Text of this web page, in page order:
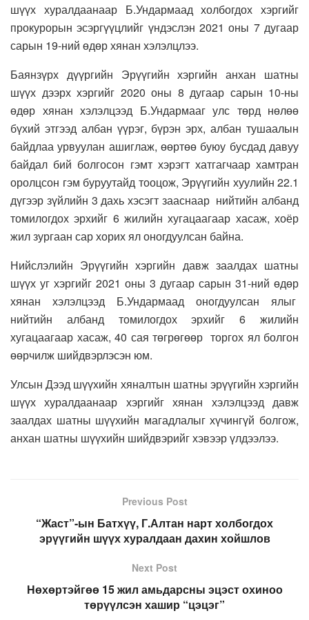
шүүх хуралдаанаар Б.Ундармаад холбогдох хэргийг
прокурорын эсэргүүцлийг үндэслэн 2021 оны 7 дугаар
сарын 19-ний өдөр хянан хэлэлцлээ.
Баянзүрх дүүргийн Эрүүгийн хэргийн анхан шатны
шүүх дээрх хэргийг 2020 оны 8 дугаар сарын 10-ны
өдөр хянан хэлэлцээд Б.Ундармааг улс төрд нөлөө
бүхий этгээд албан үүрэг, бүрэн эрх, албан тушаалын
байдлаа урвуулан ашиглаж, өөртөө буюу бусдад давуу
байдал бий болгосон гэмт хэрэгт хатгагчаар хамтран
оролцсон гэм буруутайд тооцож, Эрүүгийн хуулийн 22.1
дүгээр зүйлийн 3 дахь хэсэгт зааснаар нийтийн албанд
томилогдох эрхийг 6 жилийн хугацаагаар хасаж, хоёр
жил зургаан сар хорих ял оногдуулсан байна.
Нийслэлийн Эрүүгийн хэргийн давж заалдах шатны
шүүх уг хэргийг 2021 оны 3 дугаар сарын 31-ний өдөр
хянан хэлэлцээд Б.Ундармаад оногдуулсан ялыг
нийтийн албанд томилогдох эрхийг 6 жилийн
хугацаагаар хасаж, 40 сая төгрөгөөр торгох ял болгон
өөрчилж шийдвэрлэсэн юм.
Улсын Дээд шүүхийн хяналтын шатны эрүүгийн хэргийн
шүүх хуралдаанаар хэргийг хянан хэлэлцээд давж
заалдах шатны шүүхийн магадлалыг хүчингүй болгож,
анхан шатны шүүхийн шийдвэрийг хэвээр үлдээлээ.
Previous Post
“Жаст”-ын Батхүү, Г.Алтан нарт холбогдох
эрүүгийн шүүх хуралдаан дахин хойшлов
Next Post
Нөхөртэйгөө 15 жил амьдарсны эцэст охиноо
төрүүлсэн хашир “цэцэг”